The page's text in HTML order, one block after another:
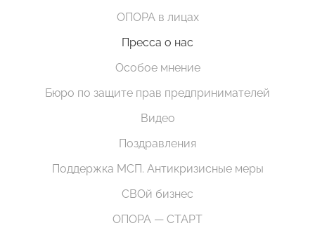
ОПОРА в лицах
Пресса о нас
Особое мнение
Бюро по защите прав предпринимателей
Видео
Поздравления
Поддержка МСП. Антикризисные меры
СВОй бизнес
ОПОРА — СТАРТ